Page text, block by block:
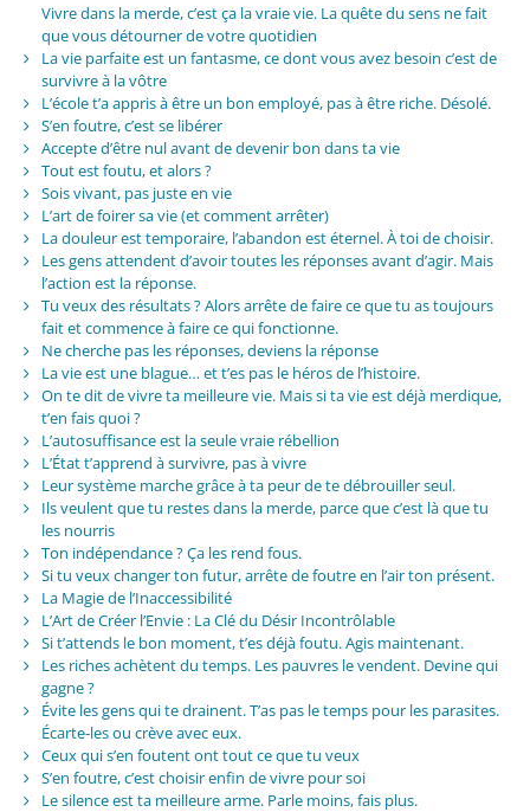
Vivre dans la merde, c’est ça la vraie vie. La quête du sens ne fait
que vous détourner de votre quotidien
La vie parfaite est un fantasme, ce dont vous avez besoin c’est de
survivre à la vôtre
L’école t’a appris à être un bon employé, pas à être riche. Désolé.
S’en foutre, c’est se libérer
Accepte d’être nul avant de devenir bon dans ta vie
Tout est foutu, et alors ?
Sois vivant, pas juste en vie
L’art de foirer sa vie (et comment arrêter)
La douleur est temporaire, l’abandon est éternel. À toi de choisir.
Les gens attendent d’avoir toutes les réponses avant d’agir. Mais
l’action est la réponse.
Tu veux des résultats ? Alors arrête de faire ce que tu as toujours
fait et commence à faire ce qui fonctionne.
Ne cherche pas les réponses, deviens la réponse
La vie est une blague… et t’es pas le héros de l’histoire.
On te dit de vivre ta meilleure vie. Mais si ta vie est déjà merdique,
t’en fais quoi ?
L’autosuffisance est la seule vraie rébellion
L’État t’apprend à survivre, pas à vivre
Leur système marche grâce à ta peur de te débrouiller seul.
Ils veulent que tu restes dans la merde, parce que c’est là que tu
les nourris
Ton indépendance ? Ça les rend fous.
Si tu veux changer ton futur, arrête de foutre en l’air ton présent.
La Magie de l’Inaccessibilité
L’Art de Créer l’Envie : La Clé du Désir Incontrôlable
Si t’attends le bon moment, t’es déjà foutu. Agis maintenant.
Les riches achètent du temps. Les pauvres le vendent. Devine qui
gagne ?
Évite les gens qui te drainent. T’as pas le temps pour les parasites.
Écarte-les ou crève avec eux.
Ceux qui s’en foutent ont tout ce que tu veux
S’en foutre, c’est choisir enfin de vivre pour soi
Le silence est ta meilleure arme. Parle moins, fais plus.